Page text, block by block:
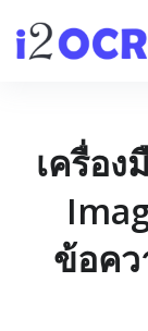
เครื่อ
ข้อค